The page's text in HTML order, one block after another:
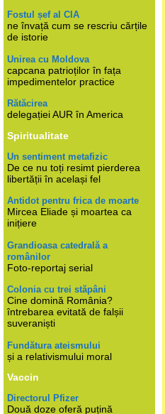
Fostul șef al CIA
ne învață cum se rescriu cărțile
de istorie
Unirea cu Moldova
capcana patrioților în fața
impedimentelor practice
Rătăcirea
delegației AUR în America
Spiritualitate
Un sentiment metafizic
De ce nu toți resimt pierderea
libertății în același fel
Antidot pentru frica de moarte
Mircea Eliade și moartea ca
inițiere
Grandioasa catedrală a
românilor
Foto-reportaj serial
Colonia cu trei stăpâni
Cine domină România?
întrebarea evitată de falșii
suveraniști
Fundătura ateismului
și a relativismului moral
Vaccin
Directorul Pfizer
Două doze oferă puțină